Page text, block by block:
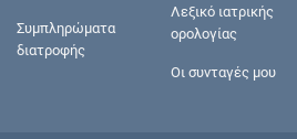
Συμπληρώματα
διατροφής
Λεξικό ιατρικής
ορολογίας
Οι συνταγές μου